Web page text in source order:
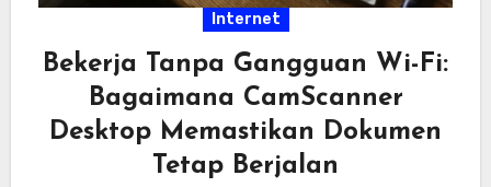
Internet
Bekerja Tanpa Gangguan Wi-Fi:
Bagaimana CamScanner
Desktop Memastikan Dokumen
Tetap Berjalan